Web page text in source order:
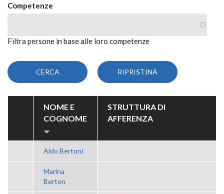
Competenze
Filtra persone in base alle loro competenze
NOME E
COGNOME
STRUTTURA DI
AFFERENZA
Aldo Bertoni
Marina
Berton